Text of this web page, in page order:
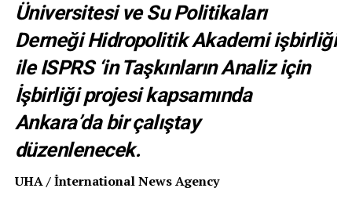
Üniversitesi ve Su Politikaları
Derneği Hidropolitik Akademi işbirliği
ile ISPRS ‘in Taşkınların Analiz için
İşbirliği projesi kapsamında
Ankara’da bir çalıştay
düzenlenecek.
UHA / İnternational News Agency